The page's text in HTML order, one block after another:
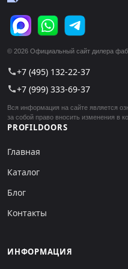
© 2026 Официальный сайт дилера
call+7 (495) 132-22-37
call+7 (999) 333-69-37
Вся информация на сайте является
за собой право вносить изменения в
PROFILDOORS
Главная
Каталог
Блог
Контакты
ИНФОРМАЦИЯ